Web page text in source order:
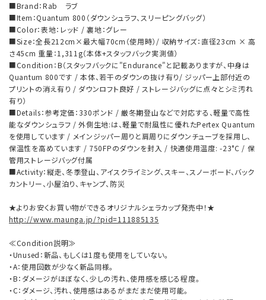
■Brand：Rab ラブ
■Item：Quantum 800（ダウンシュラフ、スリーピングバッグ）
■Color：表地：レッド / 裏地：グレー
■Size：全長212cm×最大幅70cm（使用時）/ 収納サイズ：直径23cm × 高
さ45cm 重量：1,311g（本体+スタッフバック実測値）
■Condition：B（スタッフバックに"Endurance"と記載ありますが、中身は
Quantum 800です / 本体、若干のダウンの抜け有り/ ジッパー上部付近の
プリントの消え有り / ダウンロフト良好 / ストレージバッグに点々とシミ汚れ
有り）
■Details：参考定価：330ポンド / 厳冬期登山などで対応する、軽量で高性
能なダウンシュラフ / 外側生地:は、軽量で耐風性に優れたPertex Quantum
を使用しています / メインジッパー周りと肩周りにダウンチューブを採用し、
保温性を高めています / 750FPのダウンを封入 / 快適使用温度: -23°C / 保
管用ストレージバッグ付属
■Activity：縦走、冬季登山、アイスクライミング、スキー、スノーボード、バック
カントリー、小屋泊り、キャンプ、防災
★よりお安くお買い物ができるオリジナルシェラカップ発売中！★
http://www.maunga.jp/?pid=111885135
≪Condition説明≫
・Unused：新品、もしくは1度も使用をしていない。
・A：使用回数が少なく新品同様。
・B：ダメージがほぼなく、少しの汚れ、使用感を感じる程度。
・C：ダメージ、汚れ、使用感はあるがまだまだ使用可能。